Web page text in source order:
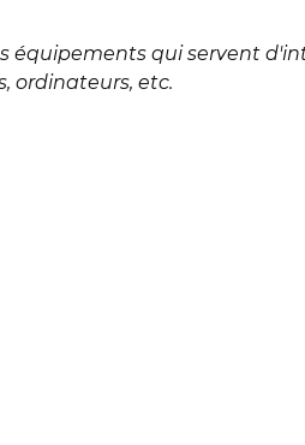
équipements qui servent
ordinateurs, etc.